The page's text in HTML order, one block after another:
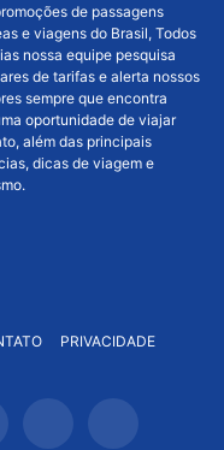
de passagens
e viagens do Brasil, Todos
nossa equipe pesquisa
de tarifas e alerta nossos
sempre que encontra
oportunidade de viajar
além das principais
dicas de viagem e
PRIVACIDADE